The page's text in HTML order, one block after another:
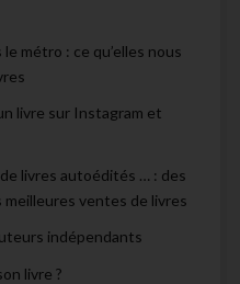
métro : ce qu’elles nous
livre sur Instagram et
livres autoédités … : des
ventes de livres
indépendants
livre ?